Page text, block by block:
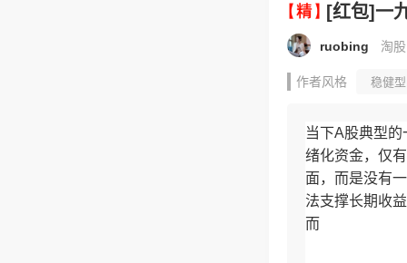
[红包]一
ruobing 淘
作者风格 稳健型
当下A股典型
绪化资金，仅
面，而是没有
法支撑长期收
而